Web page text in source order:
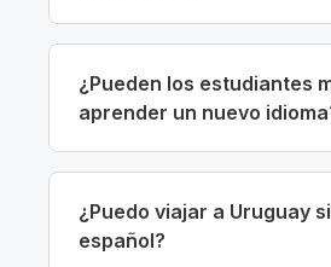
¿Pueden los estudiantes
aprender un nuevo
¿Puedo viajar a Uruguay
español?